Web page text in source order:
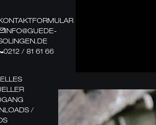
INFO@GUEDE-
0212 / 81 61 66
/